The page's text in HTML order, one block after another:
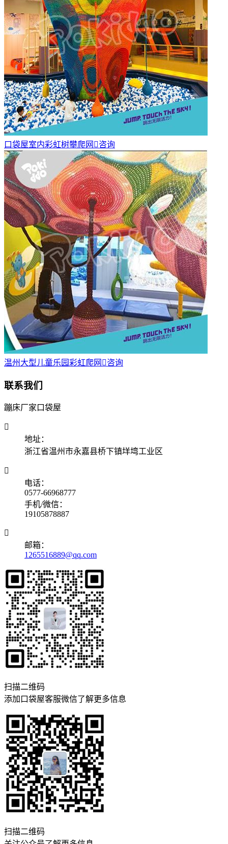
口袋屋室内彩虹树攀爬网 咨询
温州大型儿童乐园彩虹爬网 咨询
联系我们
蹦床厂家口袋屋

地址：
浙江省温州市永嘉县桥下镇垟塆工业区

电话：
0577-66968777
手机/微信：
19105878887

邮箱：
1265516889@qq.com
扫描二维码
添加口袋屋客服微信了解更多信息
扫描二维码